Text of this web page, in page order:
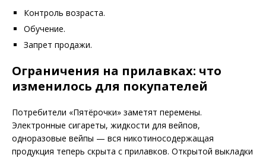
Контроль возраста.
Обучение.
Запрет продажи.
Ограничения на прилавках: что
изменилось для покупателей
Потребители «Пятёрочки» заметят перемены.
Электронные сигареты, жидкости для вейпов,
одноразовые вейпы — вся никотиносодержащая
продукция теперь скрыта с прилавков. Открытой выкладки